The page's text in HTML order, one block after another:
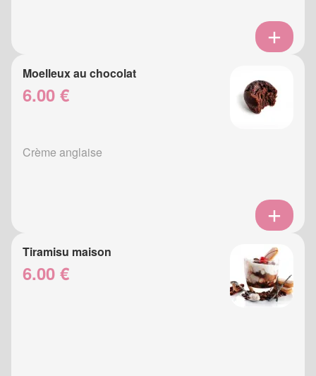
Moelleux au chocolat
6.00 €
Crème anglaise
Tiramisu maison
6.00 €